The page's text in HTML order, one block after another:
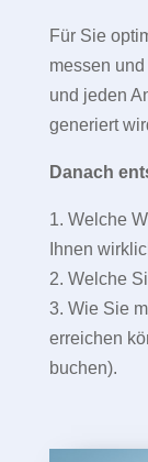
Für Sie
messen
und jeden
generiert
Danach
1. Welche
Ihnen
2. Welche
3. Wie Sie
erreichen
buchen).